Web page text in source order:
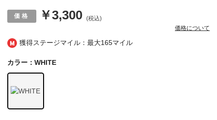
獲得ステージマイル：最大165マイル
￥3,300 (税込)
価格について
カラー：WHITE